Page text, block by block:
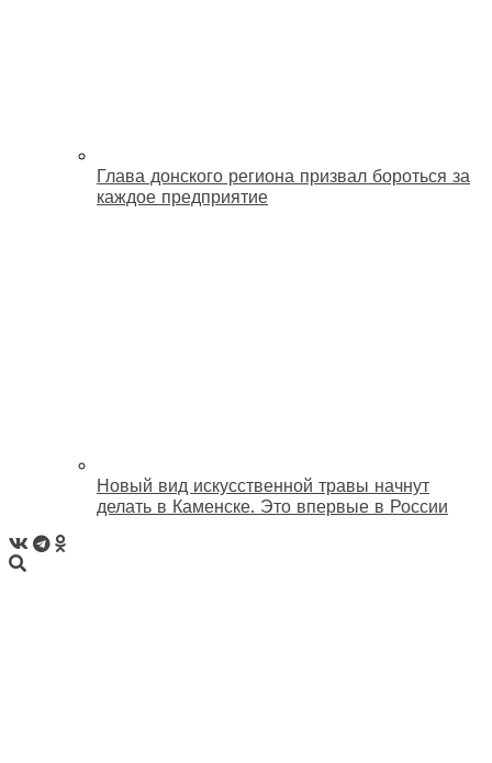
Глава донского региона призвал бороться за
каждое предприятие
Новый вид искусственной травы начнут
делать в Каменске. Это впервые в России